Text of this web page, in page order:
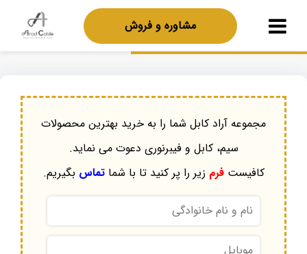
مشاوره و فروش
مجموعه آراد کابل شما را به خرید بهترین محصولات
سیم، کابل و فیبرنوری دعوت می نماید.
کافیستفرم زیر را پر کنید تا با شماتماس بگیریم.